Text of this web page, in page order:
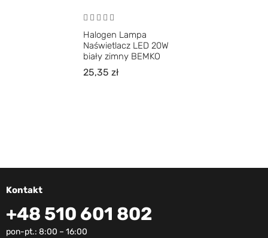
Halogen Lampa
Naświetlacz LED 20W
biały zimny BEMKO
25,35zł
Kontakt
+48 510 601 802
pon-pt.: 8:00 – 16:00